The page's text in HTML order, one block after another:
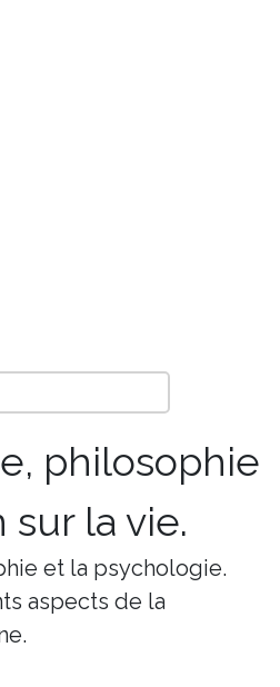
philosophie
la vie.
et la psychologie.
aspects de la